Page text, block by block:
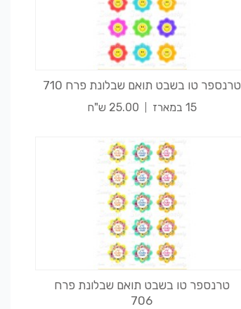
טרנספר טו בשבט תואם שבלונת פרח 710
15 במארז 25.00 ש"ח
טרנספר טו בשבט תואם שבלונת פרח
706